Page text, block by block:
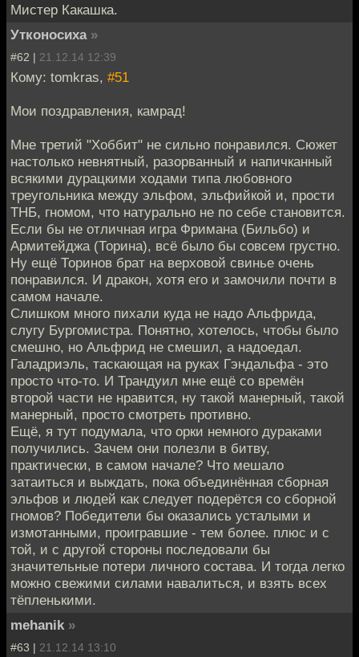
Мистер Какашка.
Утконосиха »
#62 | 21.12.14 12:39
Кому: tomkras, #51
Мои поздравления, камрад!
Мне третий "Хоббит" не сильно понравился. Сюжет
настолько невнятный, разорванный и напичканный
всякими дурацкими ходами типа любовного
треугольника между эльфом, эльфийкой и, прости
ТНБ, гномом, что натурально не по себе становится.
Если бы не отличная игра Фримана (Бильбо) и
Армитейджа (Торина), всё было бы совсем грустно.
Ну ещё Торинов брат на верховой свинье очень
понравился. И дракон, хотя его и замочили почти в
самом начале.
Слишком много пихали куда не надо Альфрида,
слугу Бургомистра. Понятно, хотелось, чтобы было
смешно, но Альфрид не смешил, а надоедал.
Галадриэль, таскающая на руках Гэндальфа - это
просто что-то. И Трандуил мне ещё со времён
второй части не нравится, ну такой манерный, такой
манерный, просто смотреть противно.
Ещё, я тут подумала, что орки немного дураками
получились. Зачем они полезли в битву,
практически, в самом начале? Что мешало
затаиться и выждать, пока объединённая сборная
эльфов и людей как следует подерётся со сборной
гномов? Победители бы оказались усталыми и
измотанными, проигравшие - тем более. плюс и с
той, и с другой стороны последовали бы
значительные потери личного состава. И тогда легко
можно свежими силами навалиться, и взять всех
тёпленькими.
mehanik »
#63 | 21.12.14 13:10